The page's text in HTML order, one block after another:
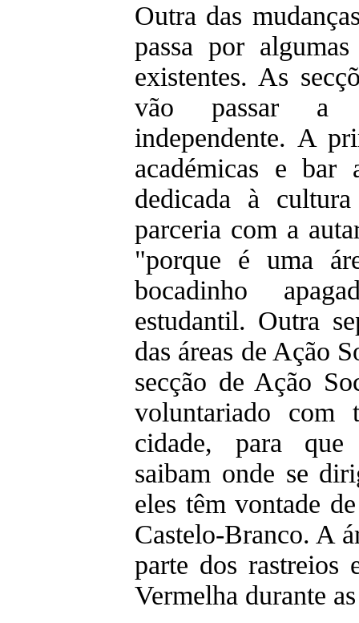
Outra das
passa por
existentes. As
vão passar a
independente. A
académicas e bar
dedicada à
parceria com a
"porque é uma
bocadinho
estudantil. Outra
das áreas de Ação
secção de Ação
voluntariado com
cidade, para que
saibam onde se
eles têm vontade
Castelo-Branco. A
parte dos rastreios
Vermelha durante